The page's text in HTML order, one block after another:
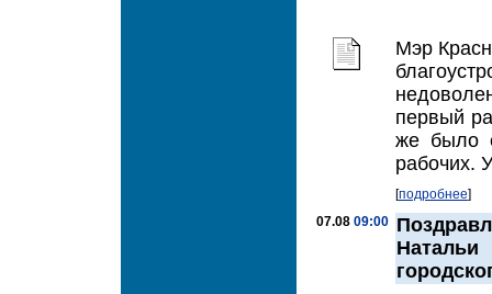
Мэр
первый
же было
рабочих.
[подробнее]
07.08 09:00